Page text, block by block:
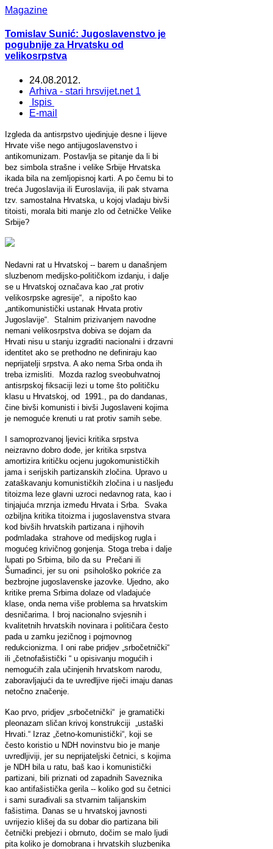
Magazine
Tomislav Sunić: Jugoslavenstvo je
pogubnije za Hrvatsku od
velikosrpstva
24.08.2012.
Arhiva - stari hrsvijet.net 1
Ispis
E-mail
Izgleda da antisrpstvo ujedinjuje desne i lijeve
Hrvate više nego antijugoslavenstvo i
antikomunizam. Postavlja se pitanje da li bi
bez simbola strašne i velike Srbije Hrvatska
ikada bila na zemljopisnoj karti. A po čemu bi to
treća Jugoslavija ili Euroslavija, ili pak stvarna
tzv. samostalna Hrvatska, u kojoj vladaju bivši
titoisti, morala biti manje zlo od četničke Velike
Srbije?
Nedavni rat u Hrvatskoj -- barem u današnjem
sluzbenom medijsko-političkom izdanju, i dalje
se u Hrvatskoj označava kao „rat protiv
velikosrpske agresije“, a nipošto kao
„antikomunistički ustanak Hrvata protiv
Jugoslavije“. Stalnim prizivanjem navodne
nemani velikosrpstva dobiva se dojam da
Hrvati nisu u stanju izgraditi nacionalni i drzavni
identitet ako se prethodno ne definiraju kao
neprijatelji srpstva. A ako nema Srba onda ih
treba izmisliti. Mozda razlog sveobuhvatnoj
antisrpskoj fiksaciji lezi u tome što političku
klasu u Hrvatskoj, od 1991., pa do dandanas,
čine bivši komunisti i bivši Jugoslaveni kojima
je nemoguće krenuti u rat protiv samih sebe.
I samoprozvanoj ljevici kritika srpstva
neizravno dobro dođe, jer kritika srpstva
amortizira kritičku ocjenu jugokomunističkih
jama i serijskih partizanskih zločina. Upravo u
zataškavanju komunističkih zločina i u nasljeđu
titoizma leze glavni uzroci nedavnog rata, kao i
tinjajuća mrznja između Hrvata i Srba. Svaka
ozbiljna kritika titoizma i jugoslavenstva stvara
kod bivših hrvatskih partizana i njihovih
podmladaka strahove od medijskog rugla i
mogućeg krivičnog gonjenja. Stoga treba i dalje
lupati po Srbima, bilo da su Prečani ili
Šumadinci, jer su oni psihološko pokriće za
bezbrojne jugoslavenske jazovke. Ujedno, ako
kritike prema Srbima dolaze od vladajuće
klase, onda nema više problema sa hrvatskim
desničarima. I broj nacionalno svjesnih i
kvalitetnih hrvatskih novinara i političara često
pada u zamku jezičnog i pojmovnog
redukcionizma. I oni rabe pridjev „srbočetnički“
ili „četnofašistički “ u opisivanju mogućih i
nemogućih zala učinjenih hrvatskom narodu,
zaboravljajući da te uvredljive riječi imaju danas
netočno značenje.
Kao prvo, pridjev „srbočetnički“ je gramatički
pleonazam sličan krivoj konstrukciji „ustaški
Hrvati.“ Izraz „četno-komunistički“, koji se
često koristio u NDH novinstvu bio je manje
uvredljiviji, jer su neprijateljski četnici, s kojima
je NDH bila u ratu, baš kao i komunistički
partizani, bili priznati od zapadnih Saveznika
kao antifašistička gerila -- koliko god su četnici
i sami surađivali sa stvarnim talijanskim
fašistima. Danas se u hrvatskoj javnosti
uvrijezio klišej da su dobar dio partizana bili
četnički prebjezi i obrnuto, dočim se malo ljudi
pita koliko je domobrana i hrvatskih sluzbenika